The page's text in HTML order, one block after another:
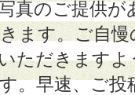
真のご提供
ます。ご自
ただきます
。早速、ご